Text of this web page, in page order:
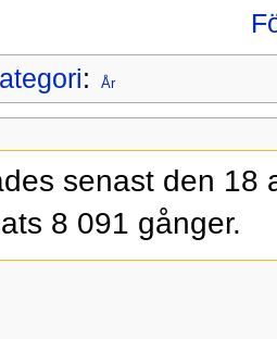
: År
senast den 18
8 091 gånger.